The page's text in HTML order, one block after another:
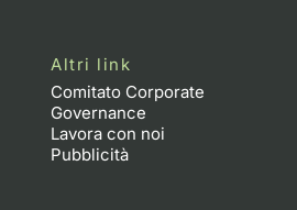
Altri link
Comitato Corporate
Governance
Lavora con noi
Pubblicità